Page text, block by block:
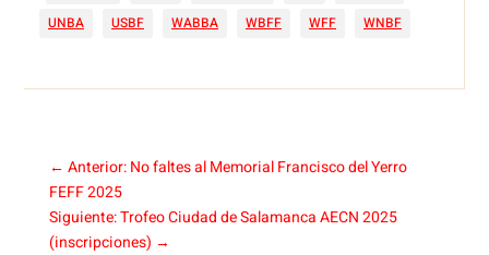
UNBA
USBF WABBA WBFF WFF WNBF
← Anterior: No faltes al Memorial Francisco del Yerro
FEFF 2025
Siguiente: Trofeo Ciudad de Salamanca AECN 2025
(inscripciones) →